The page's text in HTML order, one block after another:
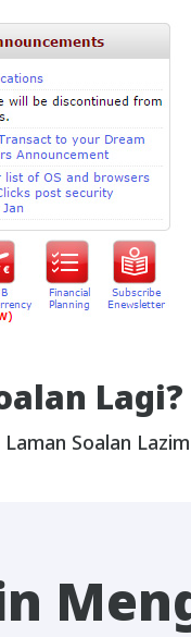
Lagi?
Soalan Lazim